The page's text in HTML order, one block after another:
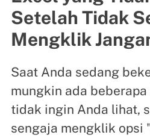
Setelah Tidak
Mengklik
Saat Anda sedang
mungkin ada
tidak ingin Anda lihat,
sengaja mengklik opsi